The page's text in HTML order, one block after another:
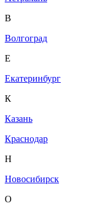
В
Волгоград
Е
Екатеринбург
К
Казань
Краснодар
Н
Новосибирск
О